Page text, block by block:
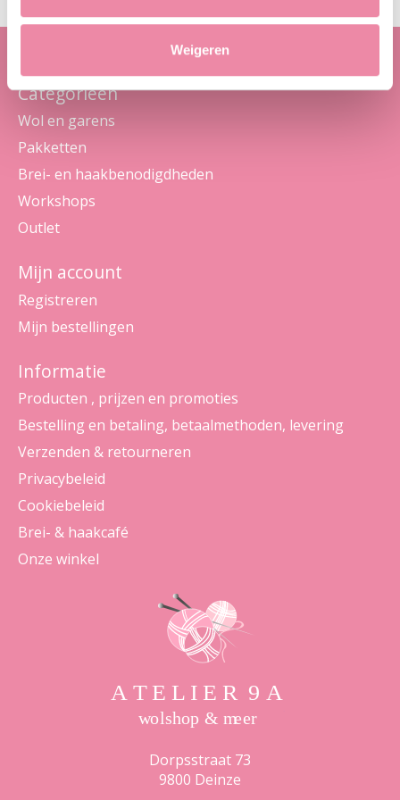
Weigeren
Categorieën
Wol en garens
Pakketten
Brei- en haakbenodigdheden
Workshops
Outlet
Mijn account
Registreren
Mijn bestellingen
Informatie
Producten , prijzen en promoties
Bestelling en betaling, betaalmethoden, levering
Verzenden & retourneren
Privacybeleid
Cookiebeleid
Brei- & haakcafé
Onze winkel
Dorpsstraat 73
9800 Deinze